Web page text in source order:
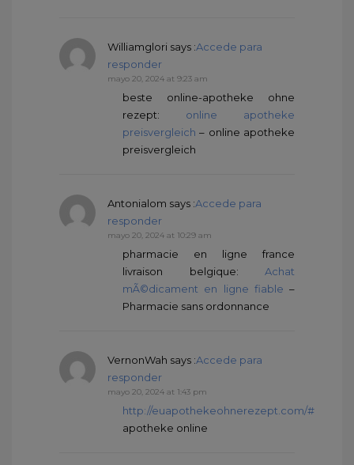
Williamglori says :Accede para
responder
mayo 20, 2024 at 9:23 am
beste online-apotheke ohne
rezept: online apotheke
preisvergleich – online apotheke
preisvergleich
Antonialom says :Accede para
responder
mayo 20, 2024 at 10:29 am
pharmacie en ligne france
livraison belgique: Achat
mÃ©dicament en ligne fiable –
Pharmacie sans ordonnance
VernonWah says :Accede para
responder
mayo 20, 2024 at 1:43 pm
http://euapothekeohnerezept.com/#
apotheke online